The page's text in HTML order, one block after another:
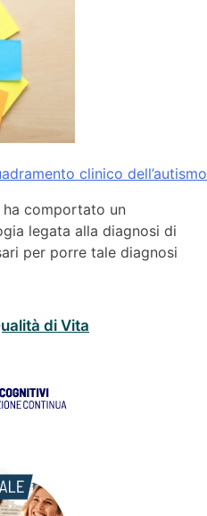
clinico dell’autismo
comportato un
legata alla diagnosi di
per porre tale diagnosi
di Vita